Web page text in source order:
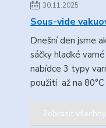
30.11.2025
Sous-vide
Dnešní den jsme
sáčky hladké
nabídce 3 typy
použití až na
Zobrazit